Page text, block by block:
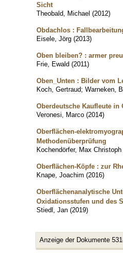
Sicht
Theobald, Michael (2012)
Obdachlos :
Eisele, Jörg (2013)
Oben bleiben? : armer
Frie, Ewald (2011)
Oben_Unten : Bilder vom
Koch, Gertraud; Warneken,
Oberdeutsche Kaufleute in
Veronesi, Marco (2014)
Oberflächen-
Methodenüberprüfung
Kochendörfer, Max Christoph
Oberflächen-Köpfe : zur
Knape, Joachim (2016)
Oberflächenanalytische
Oxidationsstufen und des
Stiedl, Jan (2019)
Anzeige der Dokumente